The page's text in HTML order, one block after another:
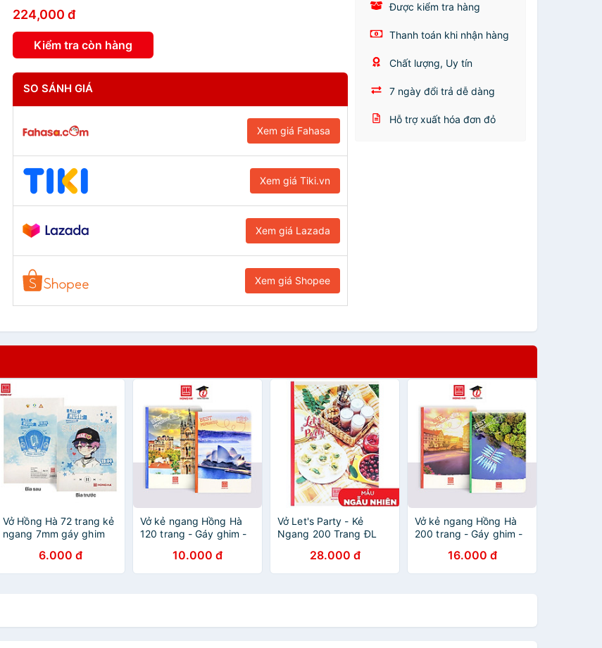
224,000 đ
Kiểm tra còn hàng
SO SÁNH GIÁ
Xem giá Fahasa
Xem giá Tiki.vn
Xem giá Lazada
Xem giá Shopee
Được kiểm tra hàng
Thanh toán khi nhận hàng
Chất lượng, Uy tín
7 ngày đổi trả dễ dàng
Hỗ trợ xuất hóa đơn đỏ
Vở Hồng Hà 72 trang kẻ
ngang 7mm gáy ghim
1693 định lượng 55 -
57gsm độ trắng 84%
6.000 đ
Vở kẻ ngang Hồng Hà
120 trang - Gáy ghim -
1687 định lượng 55-
57gm2 độ sáng 82-84
10.000 đ
Vở Let's Party - Kẻ
Ngang 200 Trang ĐL
(Mẫu Màu Giao Ngẫu
Nhiên)
28.000 đ
Vở kẻ ngang Hồng Hà
200 trang - Gáy ghim -
1688 định lượng 55-
57gm2 độ sáng 82-84
16.000 đ